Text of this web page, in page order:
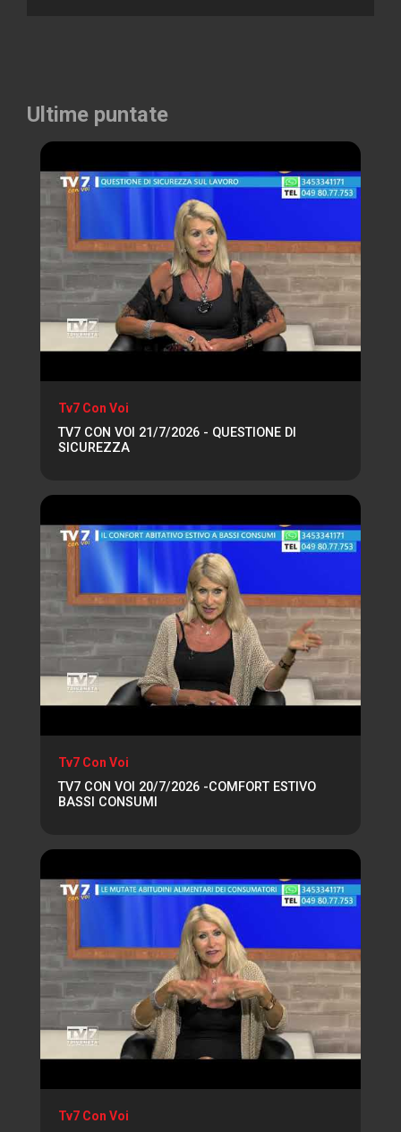
Ultime puntate
Tv7 Con Voi
TV7 CON VOI 21/7/2026 - QUESTIONE DI
SICUREZZA
Tv7 Con Voi
TV7 CON VOI 20/7/2026 -COMFORT ESTIVO
BASSI CONSUMI
Tv7 Con Voi